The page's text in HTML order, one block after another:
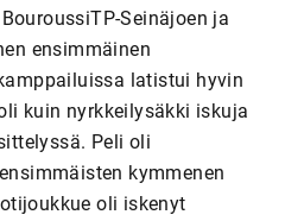
Seinäjoen ja
ensimmäinen
latistui hyvin
kuin nyrkkeilysäkki iskuja
Peli oli
kymmenen
oli iskenyt